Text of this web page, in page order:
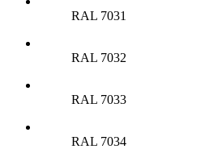
RAL 7031
RAL 7032
RAL 7033
RAL 7034